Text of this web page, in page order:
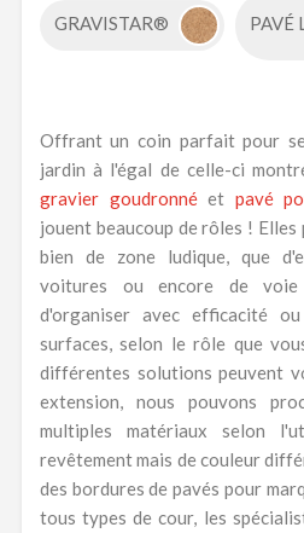
GRAVISTAR® PAVÉ
Offrant un coin parfait pour
jardin à l'égal de celle-ci
gravier goudronnéet pavé
jouent beaucoup de rôles !
bien de zone ludique, que
voitures ou encore de voie
d'organiser avec efficacité
surfaces, selon le rôle que
différentes solutions peuvent
extension, nous pouvons
multiples matériaux selon
revêtement mais de couleur
des bordures de pavés pour
tous types de cour, les